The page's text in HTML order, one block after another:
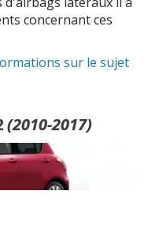
concernant ces
sur le sujet
(2010-2017)